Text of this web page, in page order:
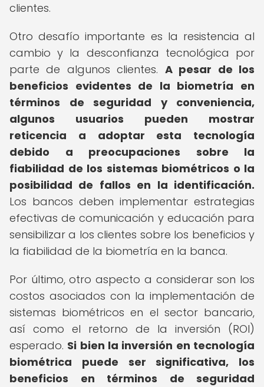
clientes.
Otro desafío importante es la resistencia al
cambio y la desconfianza tecnológica por
parte de algunos clientes. A pesar de los
beneficios evidentes de la biometría en
términos de seguridad y conveniencia,
algunos usuarios pueden mostrar
reticencia a adoptar esta tecnología
debido a preocupaciones sobre la
fiabilidad de los sistemas biométricos o la
posibilidad de fallos en la identificación.
Los bancos deben implementar estrategias
efectivas de comunicación y educación para
sensibilizar a los clientes sobre los beneficios y
la fiabilidad de la biometría en la banca.
Por último, otro aspecto a considerar son los
costos asociados con la implementación de
sistemas biométricos en el sector bancario,
así como el retorno de la inversión (ROI)
esperado. Si bien la inversión en tecnología
biométrica puede ser significativa, los
beneficios en términos de seguridad